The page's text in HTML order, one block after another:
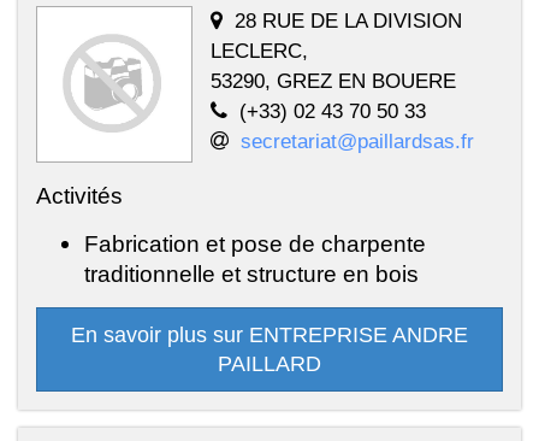
28 RUE DE LA DIVISION
LECLERC,
53290, GREZ EN BOUERE
(+33) 02 43 70 50 33
secretariat@paillardsas.fr
Activités
Fabrication et pose de charpente
traditionnelle et structure en bois
En savoir plus sur ENTREPRISE ANDRE
PAILLARD